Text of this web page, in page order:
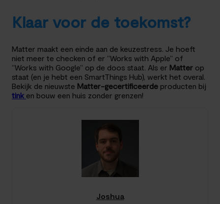
Klaar voor de toekomst?
Matter maakt een einde aan de keuzestress. Je hoeft
niet meer te checken of er “Works with Apple” of
“Works with Google” op de doos staat. Als er Matter op
staat (en je hebt een SmartThings Hub), werkt het overal.
Bekijk de nieuwste Matter-gecertificeerde producten bij
tink en bouw een huis zonder grenzen!
Joshua